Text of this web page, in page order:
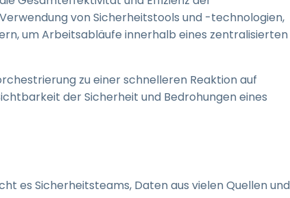
von Sicherheitstools und -technologien,
um Arbeitsabläufe innerhalb eines zentralisierten
zu einer schnelleren Reaktion auf
der Sicherheit und Bedrohungen eines
es Sicherheitsteams, Daten aus vielen Quellen und